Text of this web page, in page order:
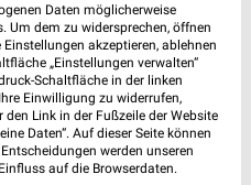
für Schweinfurt
Daten möglicherweise
Um dem zu widersprechen, öffnen
Einstellungen akzeptieren, ablehnen
„Einstellungen verwalten“
Schaltfläche in der linken
Einwilligung zu widerrufen,
Link in der Fußzeile der Website
Daten“. Auf dieser Seite können
werden unseren
auf die Browserdaten.